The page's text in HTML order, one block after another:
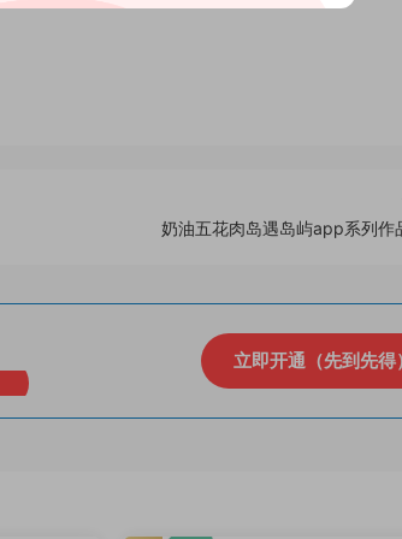
奶油五花肉岛遇岛屿app系列作
立即开通（先到先得）